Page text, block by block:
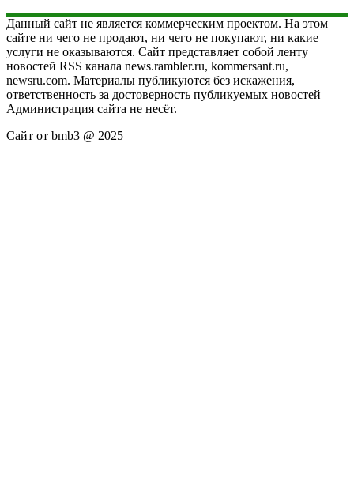
Данный сайт не является коммерческим проектом. На этом
сайте ни чего не продают, ни чего не покупают, ни какие
услуги не оказываются. Сайт представляет собой ленту
новостей RSS канала news.rambler.ru, kommersant.ru,
newsru.com. Материалы публикуются без искажения,
ответственность за достоверность публикуемых новостей
Администрация сайта не несёт.
Сайт от bmb3 @ 2025